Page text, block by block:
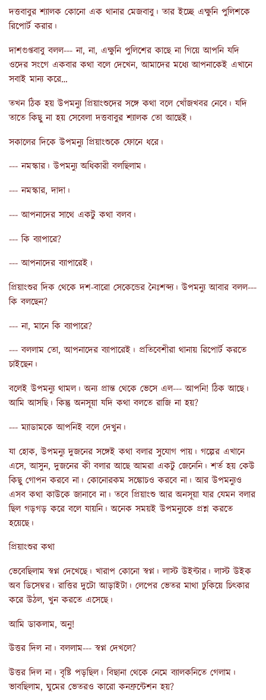
দত্তবাবুর শ্যালক কোনো এক থানার মেজবাবু। তার ইচ্ছে এক্ষুনি পুলিশকে
রিপোর্ট করার।
দাশগুপ্তবাবু বলল--- না, না, এক্ষুনি পুলিশের কাছে না গিয়ে আপনি যদি
ওদের সংগে একবার কথা বলে দেখেন, আমাদের মধ্যে আপনাকেই এখানে
সবাই মান্য করে…
তখন ঠিক হয় উপমন্যু প্রিয়াংশুদের সঙ্গে কথা বলে খোঁজখবর নেবে। যদি
তাতে কিছু না হয় সেবেলা দত্তবাবুর শ্যালক তো আছেই।
সকালের দিকে উপমন্যু প্রিয়াংশুকে ফোনে ধরে।
--- নমস্কার। উপমন্যু অধিকারী বলছিলাম।
--- নমস্কার, দাদা।
--- আপনাদের সাথে একটু কথা বলব।
--- কি ব্যাপারে?
--- আপনাদের ব্যাপারেই।
প্রিয়াংশুর দিক থেকে দশ-বারো সেকেন্ডের নৈঃশব্দ্য। উপমন্যু আবার বলল---
কি বলছেন?
--- না, মানে কি ব্যাপারে?
--- বললাম তো, আপনাদের ব্যাপারেই। প্রতিবেশীরা থানায় রিপোর্ট করতে
চাইছেন।
বলেই উপমন্যু থামল। অন্য প্রান্ত থেকে ভেসে এল--- আপনি! ঠিক আছে।
আমি আসছি। কিন্তু অনসূয়া যদি কথা বলতে রাজি না হয়?
--- ম্যাডামকে আপনিই বলে দেখুন।
যা হোক, উপমন্যু দুজনের সঙ্গেই কথা বলার সুযোগ পায়। গল্পের এখানে
এসে, আসুন, দুজনের কী বলার আছে আমরা একটু জেনেনি। শর্ত হয় কেউ
কিছু গোপন করবে না। কোনোরকম সঙ্কোচও করবে না। আর উপমন্যুও
এসব কথা কাউকে জানাবে না। তবে প্রিয়াংশু আর অনসূয়া যার যেমন বলার
ছিল গড়গড় করে বলে যায়নি। অনেক সময়ই উপমন্যুকে প্রশ্ন করতে
হয়েছে।
প্রিয়াংশুর কথা
ভেবেছিলাম স্বপ্ন দেখেছে। খারাপ কোনো স্বপ্ন। লাস্ট উইন্টার। লাস্ট উইক
অব ডিসেম্বর। রাত্তির দুটো আড়াইটা। লেপের ভেতর মাথা ঢুকিয়ে চিৎকার
করে উঠল, খুন করতে এসেছে।
আমি ডাকলাম, অনু!
উত্তর দিল না। বললাম--- স্বপ্ন দেখলে?
উত্তর দিল না। বৃষ্টি পড়ছিল। বিছানা থেকে নেমে ব্যালকনিতে গেলাম।
ভাবছিলাম, ঘুমের ভেতরও কারো কনফ্রন্টেশন হয়?